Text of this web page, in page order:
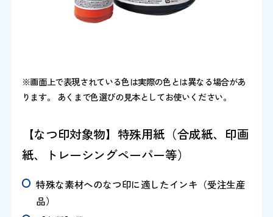
※画面上で表現されている色は実際の色とは異なる場合があ
ります。 あくまで色選びの見本としてお使いください。
【なつ印対象物】特殊用紙（合成紙、印画
紙、トレーシングペーパー等）
特殊な素材へのなつ印に適したインキ（受注生産
品）